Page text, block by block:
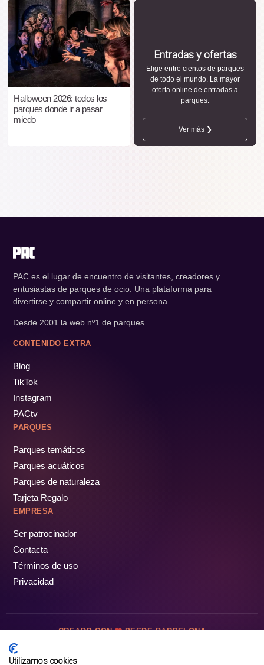
Halloween 2026: todos los
parques donde ir a pasar
miedo
Entradas y ofertas
Elige entre cientos de parques
de todo el mundo. La mayor
oferta online de entradas a
parques.
Ver más ❯
PAC es el lugar de encuentro de visitantes, creadores y
entusiastas de parques de ocio. Una plataforma para
divertirse y compartir online y en persona.
Desde 2001 la web nº1 de parques.
CONTENIDO EXTRA
Blog
TikTok
Instagram
PACtv
PARQUES
Parques temáticos
Parques acuáticos
Parques de naturaleza
Tarjeta Regalo
EMPRESA
Ser patrocinador
Contacta
Términos de uso
Privacidad
CREADO CON DESDE BARCELONA
Utilizamos cookies